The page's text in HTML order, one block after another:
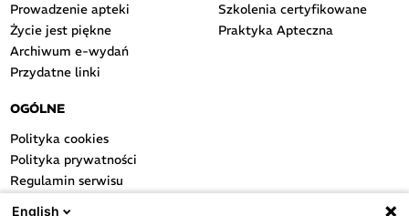
Prowadzenie apteki
Życie jest piękne
Archiwum e-wydań
Przydatne linki
Szkolenia certyfikowane
Praktyka Apteczna
OGÓLNE
Polityka cookies
Polityka prywatności
Regulamin serwisu
English